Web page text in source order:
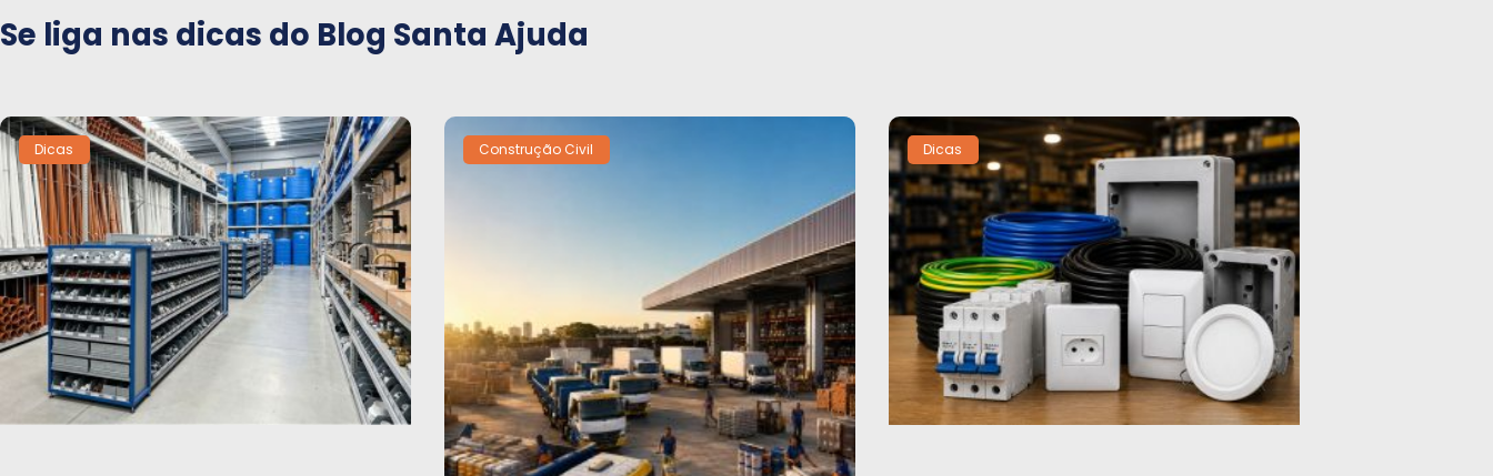
Se liga nas dicas do Blog Santa Ajuda
Dicas Construção Civil Dicas